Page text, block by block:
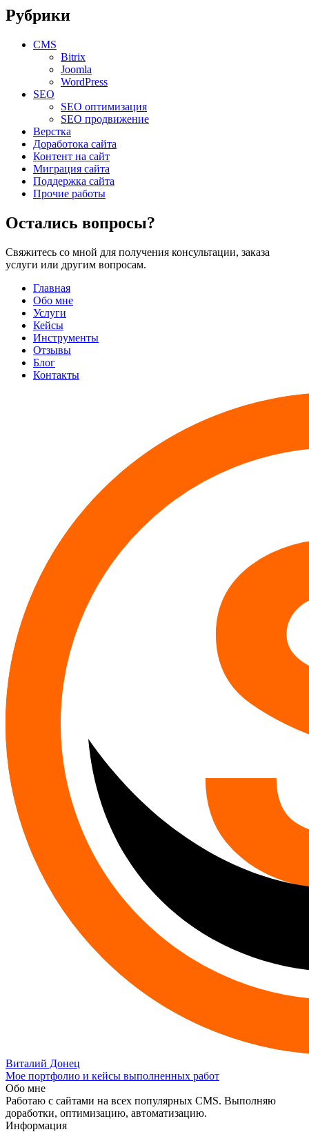
Рубрики
CMS
Bitrix
Joomla
WordPress
SEO
SEO оптимизация
SEO продвижение
Верстка
Доработока сайта
Контент на сайт
Миграция сайта
Поддержка сайта
Прочие работы
Остались вопросы?
Свяжитесь со мной для получения консультации, заказа
услуги или другим вопросам.
Главная
Обо мне
Услуги
Кейсы
Инструменты
Отзывы
Блог
Контакты
Виталий Донец
Мое портфолио и кейсы выполненных работ
Обо мне
Работаю с сайтами на всех популярных CMS. Выполняю
доработки, оптимизацию, автоматизацию.
Информация